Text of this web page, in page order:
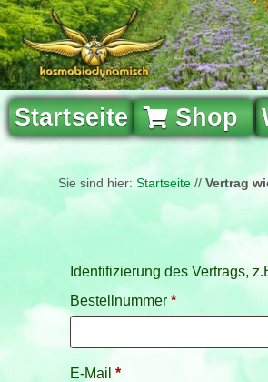
Startseite Shop
Sie sind hier: Startseite // Vertrag
Identifizierung des Vertrags,
Bestellnummer *
E-Mail *